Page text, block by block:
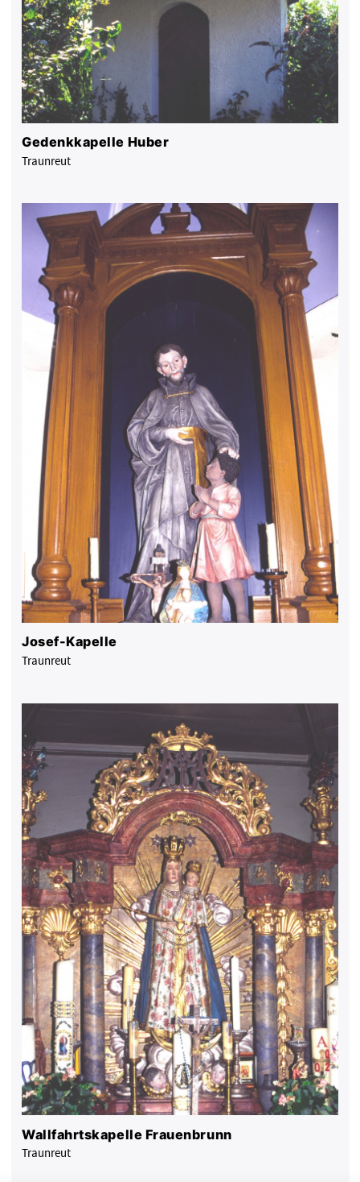
Gedenkkapelle Huber
Traunreut
Josef-Kapelle
Traunreut
Wallfahrtskapelle Frauenbrunn
Traunreut